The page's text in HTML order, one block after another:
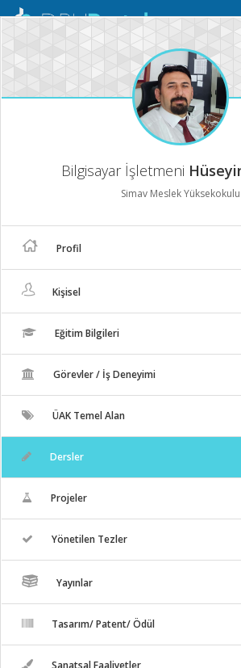
Bilgisayar İşletmeni
Simav Meslek Yüksekokulu
Profil
Kişisel
Eğitim Bilgileri
Görevler / İş Deneyimi
ÜAK Temel Alan
Dersler
Projeler
Yönetilen Tezler
Yayınlar
Tasarım/ Patent/ Ödül
Sanatsal Faaliyetler